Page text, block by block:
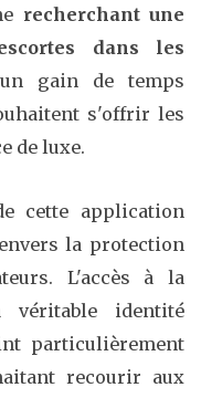
recherchant une
dans les
gain de temps
s'offrir les
de luxe.
cette application
la protection
L'accès à la
véritable identité
particulièrement
recourir aux